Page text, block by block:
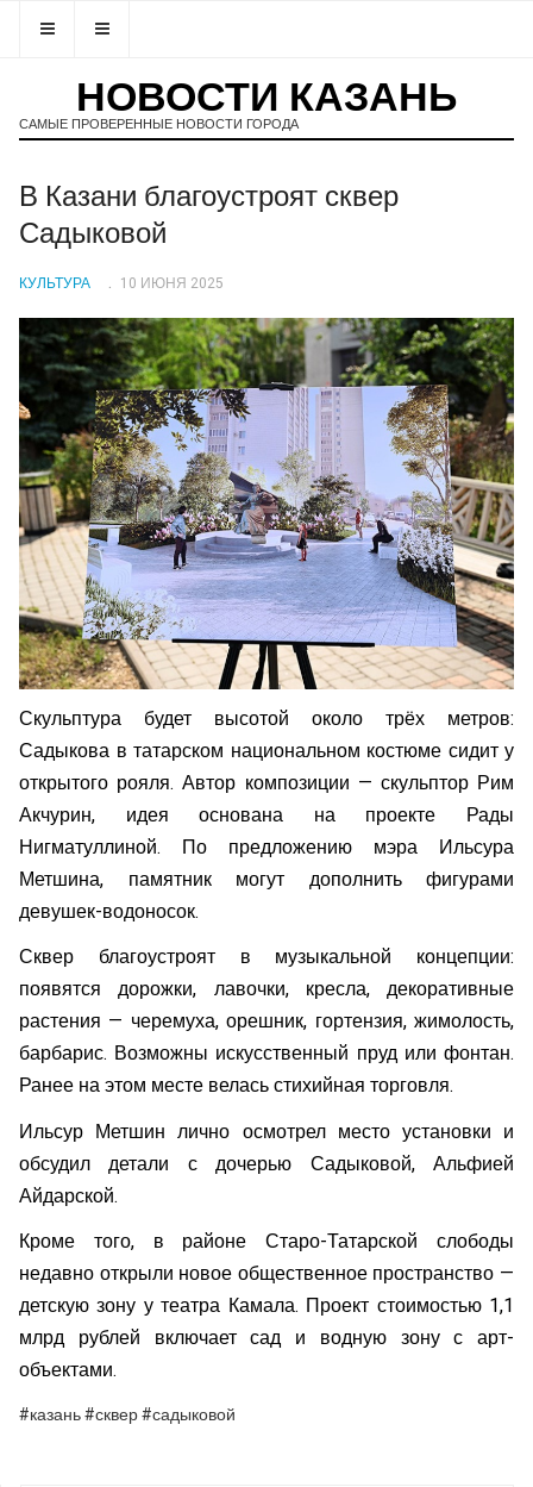
НОВОСТИ КАЗАНЬ
САМЫЕ ПРОВЕРЕННЫЕ НОВОСТИ ГОРОДА
В Казани благоустроят сквер
Садыковой
КУЛЬТУРА 10 ИЮНЯ 2025
Скульптура будет высотой около трёх метров:
Садыкова в татарском национальном костюме сидит у
открытого рояля. Автор композиции — скульптор Рим
Акчурин, идея основана на проекте Рады
Нигматуллиной. По предложению мэра Ильсура
Метшина, памятник могут дополнить фигурами
девушек-водоносок.
Сквер благоустроят в музыкальной концепции:
появятся дорожки, лавочки, кресла, декоративные
растения — черемуха, орешник, гортензия, жимолость,
барбарис. Возможны искусственный пруд или фонтан.
Ранее на этом месте велась стихийная торговля.
Ильсур Метшин лично осмотрел место установки и
обсудил детали с дочерью Садыковой, Альфией
Айдарской.
Кроме того, в районе Старо-Татарской слободы
недавно открыли новое общественное пространство —
детскую зону у театра Камала. Проект стоимостью 1,1
млрд рублей включает сад и водную зону с арт-
объектами.
#казань #сквер #садыковой